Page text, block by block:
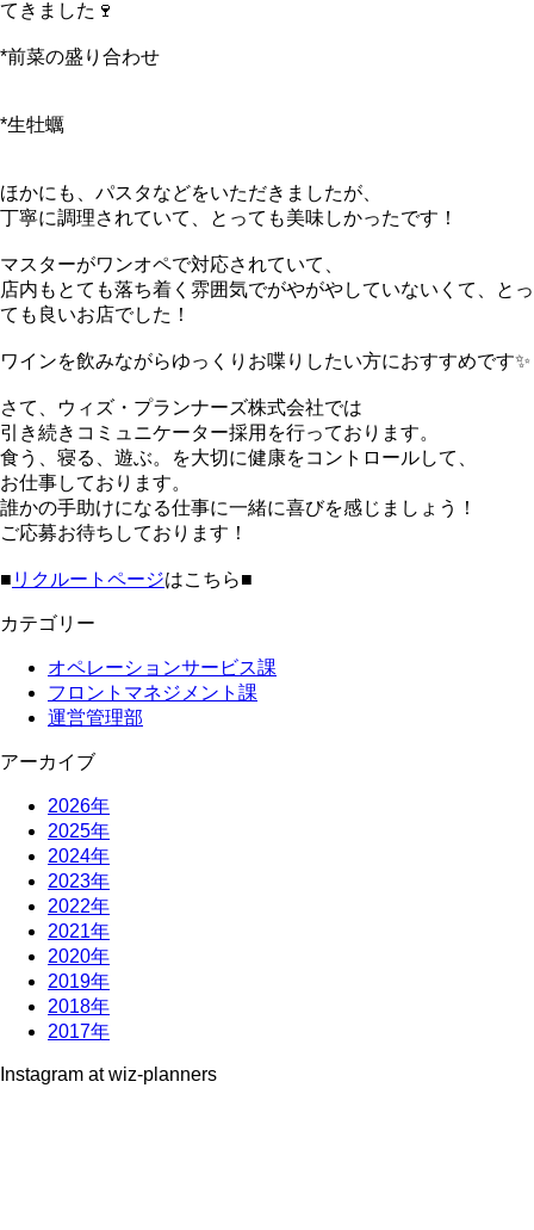
てきました🍷
*前菜の盛り合わせ
*生牡蠣
ほかにも、パスタなどをいただきましたが、
丁寧に調理されていて、とっても美味しかったです！
マスターがワンオペで対応されていて、
店内もとても落ち着く雰囲気でがやがやしていないくて、とっ
ても良いお店でした！
ワインを飲みながらゆっくりお喋りしたい方におすすめです✨
さて、ウィズ・プランナーズ株式会社では
引き続きコミュニケーター採用を行っております。
食う、寝る、遊ぶ。を大切に健康をコントロールして、
お仕事しております。
誰かの手助けになる仕事に一緒に喜びを感じましょう！
ご応募お待ちしております！
■ リクルートページはこちら■
カテゴリー
オペレーションサービス課
フロントマネジメント課
運営管理部
アーカイブ
2026年
2025年
2024年
2023年
2022年
2021年
2020年
2019年
2018年
2017年
Instagram at wiz-planners